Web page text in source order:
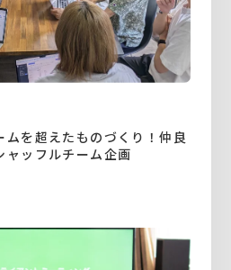
ムを超えたものづくり！仲良
ャッフルチーム企画